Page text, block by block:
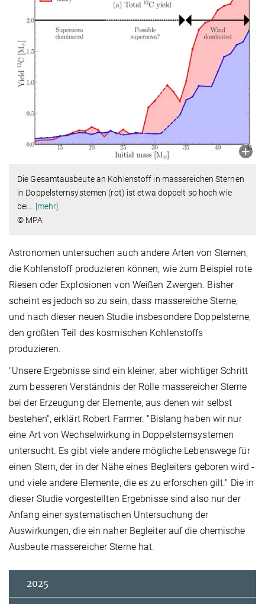
Die Gesamtausbeute an Kohlenstoff in massereichen Sternen
in Doppelsternsystemen (rot) ist etwa doppelt so hoch wie
bei
[mehr]
© MPA
Astronomen untersuchen auch andere Arten von Sternen,
die Kohlenstoff produzieren können, wie zum Beispiel rote
Riesen oder Explosionen von Weißen Zwergen. Bisher
scheint es jedoch so zu sein, dass massereiche Sterne,
und nach dieser neuen Studie insbesondere Doppelsterne,
den größten Teil des kosmischen Kohlenstoffs
produzieren.
"Unsere Ergebnisse sind ein kleiner, aber wichtiger Schritt
zum besseren Verständnis der Rolle massereicher Sterne
bei der Erzeugung der Elemente, aus denen wir selbst
bestehen", erklärt Robert Farmer. "Bislang haben wir nur
eine Art von Wechselwirkung in Doppelsternsystemen
untersucht. Es gibt viele andere mögliche Lebenswege für
einen Stern, der in der Nähe eines Begleiters geboren wird -
und viele andere Elemente, die es zu erforschen gilt." Die in
dieser Studie vorgestellten Ergebnisse sind also nur der
Anfang einer systematischen Untersuchung der
Auswirkungen, die ein naher Begleiter auf die chemische
Ausbeute massereicher Sterne hat.
2025